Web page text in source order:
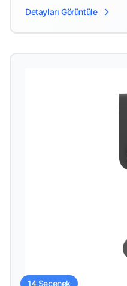
Detayları Görüntüle
14 Seçenek